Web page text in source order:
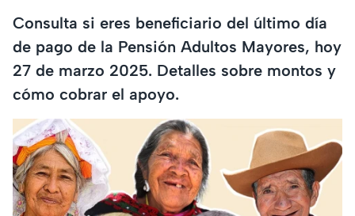
Consulta si eres beneficiario del último día
de pago de la Pensión Adultos Mayores, hoy
27 de marzo 2025. Detalles sobre montos y
cómo cobrar el apoyo.